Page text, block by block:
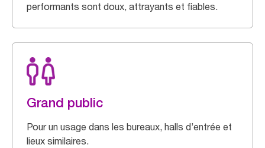
performants sont doux, attrayants et fiables.
Grand public
Pour un usage dans les bureaux, halls d’entrée et
lieux similaires.